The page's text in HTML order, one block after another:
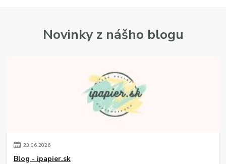
Novinky z nášho blogu
23.06.2026
Blog - ipapier.sk